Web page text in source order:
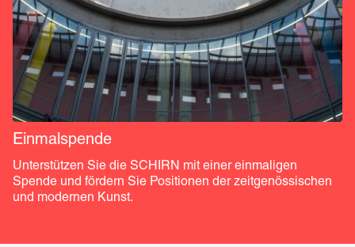
Einmalspende
Unterstützen Sie die SCHIRN mit einer einmaligen
Spende und fördern Sie Positionen der zeitgenössischen
und modernen Kunst.